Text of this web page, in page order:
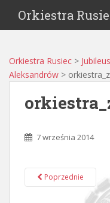
Orkiestra
Orkiestra Rusiec >
Aleksandrów >
7 września 2014
Poprzednie